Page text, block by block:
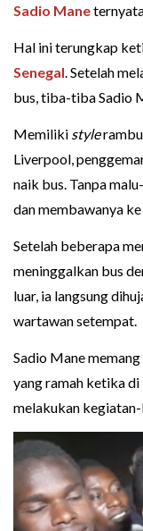
Sadio Mane
Hal ini terungkap
Senegal. Setelah
bus, tiba-tiba Sadio
Memiliki style
Liverpool,
naik bus. Tanpa
dan membawanya
Setelah beberapa
meninggalkan bus
luar, ia langsung
wartawan setempat.
Sadio Mane
yang ramah ketika di
melakukan